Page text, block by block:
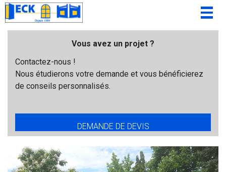
Vous avez un projet ?
Contactez-nous !
Nous étudierons votre demande et vous bénéficierez
de conseils personnalisés.
DEMANDE DE DEVIS